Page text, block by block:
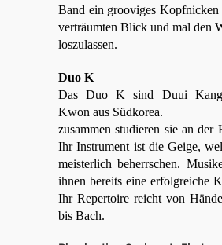
Band ein grooviges Kopfnicken
verträumten Blick und mal den
loszulassen.
Duo K
Das Duo K sind Duui
Kwon aus Südkorea.
zusammen studieren sie an der
Ihr Instrument ist die Geige,
meisterlich beherrschen.
ihnen bereits eine erfolgreiche
Ihr Repertoire reicht von
bis Bach.